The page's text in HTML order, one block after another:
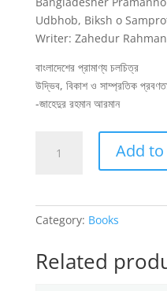
Udbhob, Biksh o
Writer: Zahedur
বাংলাদেশের প্রামাণ্য চলচিত্র
উদ্ভিব, বিকাশ ও সাম্প্রতিক
-জাহেদুর রহমান আরমান
প্রামাণ্য
Add
Category: Books
Related